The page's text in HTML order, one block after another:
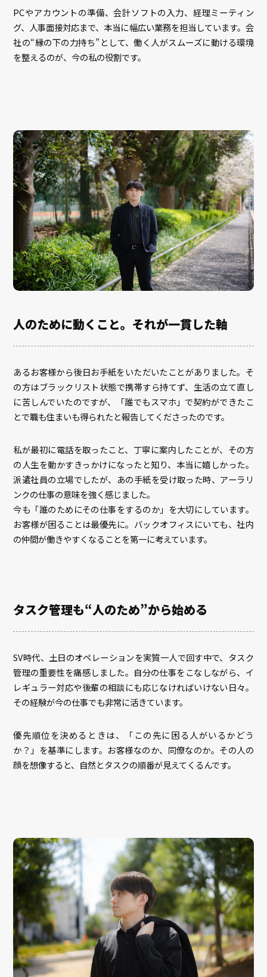
PCやアカウントの準備、会計ソフトの入力、経理ミーティン
グ、人事面接対応まで、本当に幅広い業務を担当しています。会
社の“縁の下の力持ち”として、働く人がスムーズに動ける環境
を整えるのが、今の私の役割です。
人のために動くこと。それが一貫した軸
あるお客様から後日お手紙をいただいたことがありました。そ
の方はブラックリスト状態で携帯すら持てず、生活の立て直し
に苦しんでいたのですが、「誰でもスマホ」で契約ができたこ
とで職も住まいも得られたと報告してくださったのです。
私が最初に電話を取ったこと、丁寧に案内したことが、その方
の人生を動かすきっかけになったと知り、本当に嬉しかった。
派遣社員の立場でしたが、あの手紙を受け取った時、アーラリ
ンクの仕事の意味を強く感じました。
今も「誰のためにその仕事をするのか」を大切にしています。
お客様が困ることは最優先に。バックオフィスにいても、社内
の仲間が働きやすくなることを第一に考えています。
タスク管理も“人のため”から始める
SV時代、土日のオペレーションを実質一人で回す中で、タスク
管理の重要性を痛感しました。自分の仕事をこなしながら、イ
レギュラー対応や後輩の相談にも応じなければいけない日々。
その経験が今の仕事でも非常に活きています。
優先順位を決めるときは、「この先に困る人がいるかどう
か？」を基準にします。お客様なのか、同僚なのか。その人の
顔を想像すると、自然とタスクの順番が見えてくるんです。